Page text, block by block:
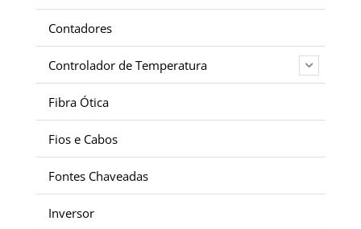
Contadores
Controlador de Temperatura
Fibra Ótica
Fios e Cabos
Fontes Chaveadas
Inversor